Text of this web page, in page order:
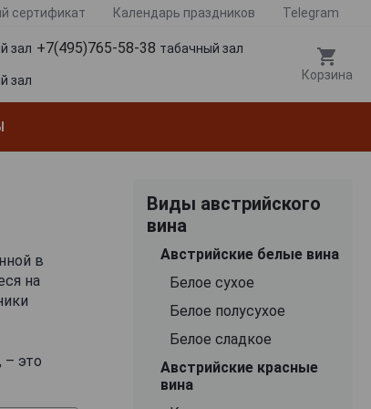
сертификат Календарь праздников Telegram
зал +7(495)765-58-38 табачный зал
зал Корзина
в
на
это
начал
Виды австрийского
вина
Австрийские белые вина
Белое сухое
Белое полусухое
Белое сладкое
Австрийские красные
вина